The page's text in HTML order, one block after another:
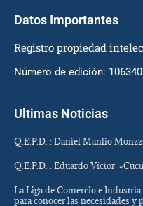
Datos Importantes
Registro propiedad
Número de edición: 106340
Ultimas Noticias
Q.E.P.D. : Daniel Manlio
Q.E.P.D. : Eduardo Víctor
La Liga de Comercio e Industria
para conocer las necesidades